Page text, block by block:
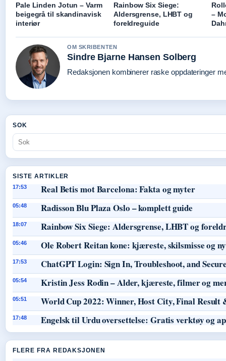
Pale Linden Jotun – Varm
beigegrå til skandinavisk
interiør
Rainbow Six Siege:
Aldersgrense, LHBT og
foreldreguide
–
OM SKRIBENTEN
Sindre Bjarne Hansen Solberg
Redaksjonen kombinerer raske oppdateringer
SOK
SISTE ARTIKLER
17:53 Real Betis mot Barcelona: Fakta og myter
05:48 Radisson Blu Plaza Oslo – komplett guide
18:07 Rainbow Six Siege: Aldersgrense, LHBT og
05:46 Ole Robert Reitan kone: kjæreste, skilsmisse og
17:53 ChatGPT Login: Sign In, Troubleshoot, and
05:54 Kristin Jess Rodin – Alder, kjæreste, filmer og
05:51 World Cup 2022: Winner, Host City, Final Result
17:48 Engelsk til Urdu oversettelse: Gratis verktøy og
FLERE FRA REDAKSJONEN